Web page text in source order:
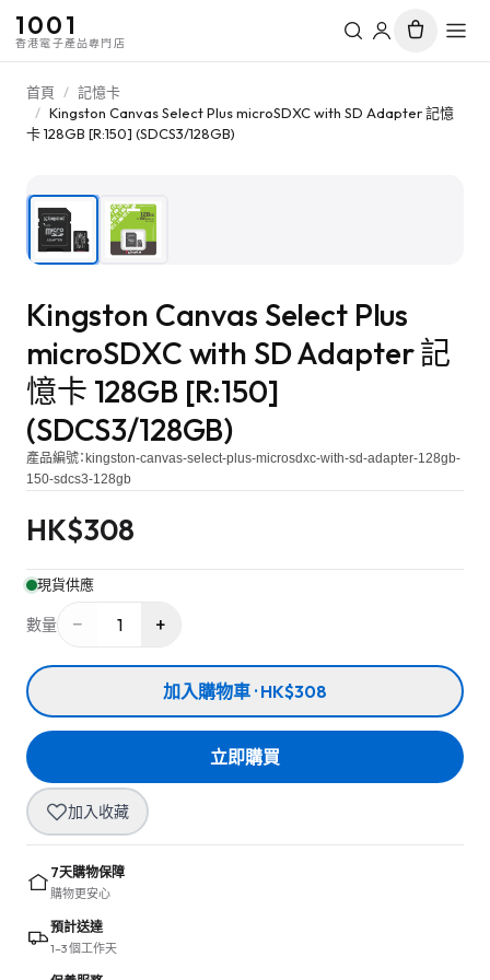
1001
香港電子產品專門店
首頁 / 記憶卡
/ Kingston Canvas Select Plus microSDXC with SD Adapter 記憶
卡 128GB [R:150] (SDCS3/128GB)
Kingston Canvas Select Plus
microSDXC with SD Adapter 記
憶卡 128GB [R:150]
(SDCS3/128GB)
產品編號： kingston-canvas-select-plus-microsdxc-with-sd-adapter-128gb-
150-sdcs3-128gb
HK$308
現貨供應
數量 − 1 +
加入購物車 · HK$308
立即購買
加入收藏
7天購物保障
購物更安心
預計送達
1–3 個工作天